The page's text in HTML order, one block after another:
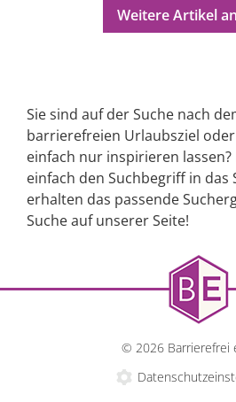
Weitere Artikel
Sie sind auf der Suche nach
barrierefreien Urlaubsziel
einfach nur inspirieren lassen?
einfach den Suchbegriff in das
erhalten das passende
Suche auf unserer Seite!
© 2026 Barrierefrei